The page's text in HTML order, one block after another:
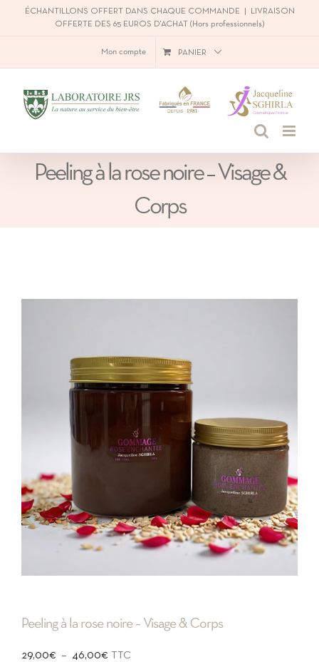
Passer
au
ÉCHANTILLONS OFFERT DANS CHAQUE COMMANDE
LIVRAISON
OFFERTE DES 65 EUROS D'ACHAT (Hors professionnels)
Mon compte PANIER
Peeling à la rose noire – Visage &
Corps
Peeling à la rose noire – Visage & Corps
29,00€ – 46,00€ Plage
TTC